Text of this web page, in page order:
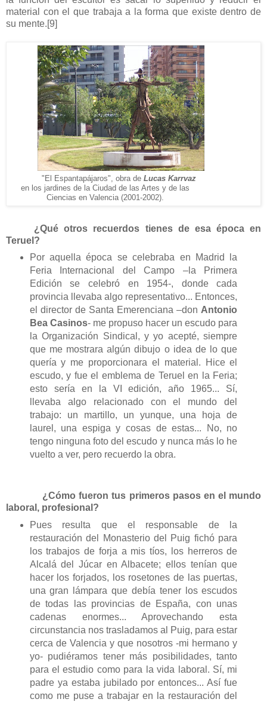
material con el que trabaja a la forma que existe dentro de
su mente.[9]
"El Espantapájaros", obra deLucas Karrvaz
en los jardines de la Ciudad de las Artes y de las
Ciencias en Valencia (2001-2002).
¿Qué otros recuerdos tienes de esa época en
Teruel?
Por aquella época se celebraba en Madrid la
Feria Internacional del Campo –la Primera
Edición se celebró en 1954-, donde cada
provincia llevaba algo representativo... Entonces,
el director de Santa Emerenciana –donAntonio
Bea Casinos- me propuso hacer un escudo para
la Organización Sindical, y yo acepté, siempre
que me mostrara algún dibujo o idea de lo que
quería y me proporcionara el material. Hice el
escudo, y fue el emblema de Teruel en la Feria;
esto sería en la VI edición, año 1965... Sí,
llevaba algo relacionado con el mundo del
trabajo: un martillo, un yunque, una hoja de
laurel, una espiga y cosas de estas... No, no
tengo ninguna foto del escudo y nunca más lo he
vuelto a ver, pero recuerdo la obra.
¿Cómo fueron tus primeros pasos en el mundo
laboral, profesional?
Pues resulta que el responsable de la
restauración del Monasterio del Puig fichó para
los trabajos de forja a mis tíos, los herreros de
Alcalá del Júcar en Albacete; ellos tenían que
hacer los forjados, los rosetones de las puertas,
una gran lámpara que debía tener los escudos
de todas las provincias de España, con unas
cadenas enormes... Aprovechando esta
circunstancia nos trasladamos al Puig, para estar
cerca de Valencia y que nosotros -mi hermano y
yo- pudiéramos tener más posibilidades, tanto
para el estudio como para la vida laboral. Sí, mi
padre ya estaba jubilado por entonces... Así fue
como me puse a trabajar en la restauración del